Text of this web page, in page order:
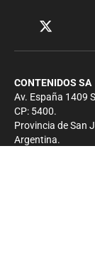
CONTENIDOS SA
Av. España 1409
CP: 5400.
Provincia de San
Argentina.